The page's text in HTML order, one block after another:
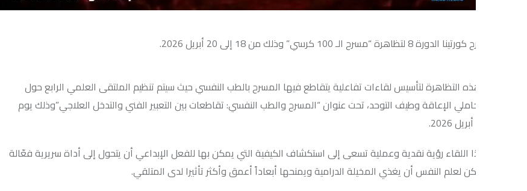
“مسرح الـ 100 كرسي” وذلك من 18 إلى 20 أبريل 2026.
التظاهرة لتأسيس لقاءات تفاعلية يتقاطع فيها المسرح بالطب النفسي حيث سيتم تنظيم الملتقى العلمي الرابع حول
الإعاقة وطيف التوحد، تحت عنوان “المسرح والطب النفسي: تقاطعات بين التعبير الفني والتدخل العلاجي”وذلك يوم
اللقاء رؤية نقدية وعملية تسعى إلى استكشاف الكيفية التي يمكن بها للفعل الإبداعي أن يتحول إلى أداة سريرية فعّالة
النفس أن يغذي المخيلة الدرامية ويمنحها أبعاداً أعمق وأكثر تأثيرا لدى المتلقي.